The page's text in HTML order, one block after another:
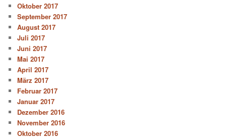
Oktober 2017
September 2017
August 2017
Juli 2017
Juni 2017
Mai 2017
April 2017
März 2017
Februar 2017
Januar 2017
Dezember 2016
November 2016
Oktober 2016